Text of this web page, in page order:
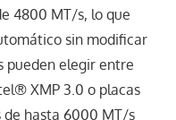
4800 MT/s, lo que
sin modificar
pueden elegir entre
XMP 3.0 o placas
de hasta 6000 MT/s